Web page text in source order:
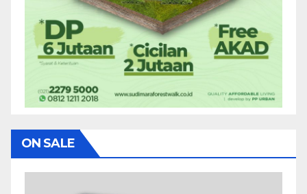
ON SALE